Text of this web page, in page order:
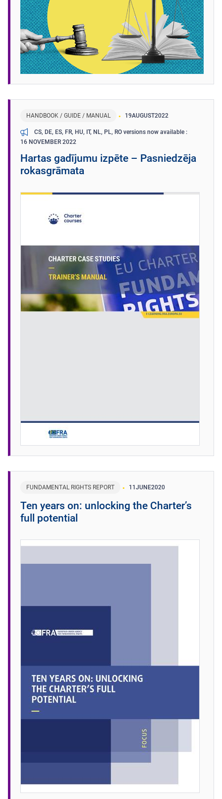
HANDBOOK / GUIDE / MANUAL 19AUGUST2022
CS, DE, ES, FR, HU, IT, NL, PL, RO versions now available
16 NOVEMBER 2022
Hartas gadījumu izpēte – Pasniedzēja
rokasgrāmata
FUNDAMENTAL RIGHTS REPORT 11 JUNE2020
Ten years on: unlocking the Charter’s
full potential